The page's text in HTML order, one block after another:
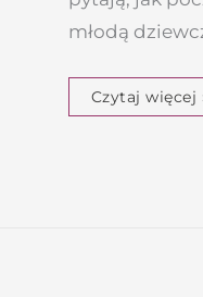
młodą
Czytaj więcej